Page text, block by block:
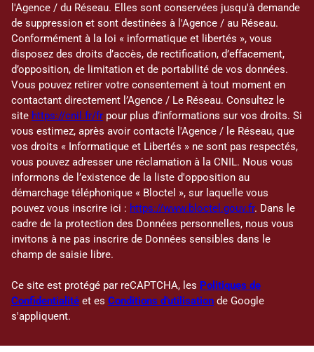
l'Agence / du Réseau. Elles sont conservées jusqu'à demande
de suppression et sont destinées à l'Agence / au Réseau.
Conformément à la loi « informatique et libertés », vous
disposez des droits d’accès, de rectification, d’effacement,
d’opposition, de limitation et de portabilité de vos données.
Vous pouvez retirer votre consentement à tout moment en
contactant directement l’Agence / Le Réseau. Consultez le
site https://cnil.fr/fr pour plus d’informations sur vos droits. Si
vous estimez, après avoir contacté l'Agence / le Réseau, que
vos droits « Informatique et Libertés » ne sont pas respectés,
vous pouvez adresser une réclamation à la CNIL. Nous vous
informons de l’existence de la liste d'opposition au
démarchage téléphonique « Bloctel », sur laquelle vous
pouvez vous inscrire ici : https://www.bloctel.gouv.fr. Dans le
cadre de la protection des Données personnelles, nous vous
invitons à ne pas inscrire de Données sensibles dans le
champ de saisie libre.
Ce site est protégé par reCAPTCHA, les Politiques de
Confidentialité et es Conditions d'utilisation de Google
s'appliquent.